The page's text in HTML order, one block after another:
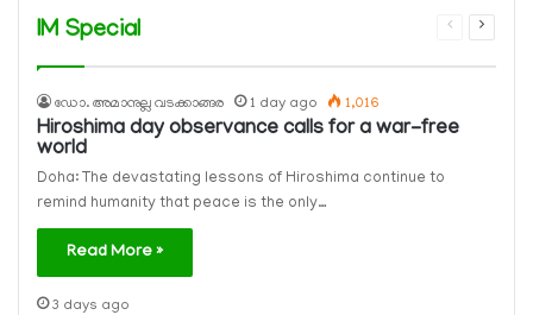
IM Special
Previous
Next
ഡോ. അമാനുല്ല വടക്കാങ്ങര 1 day ago 1,016
Hiroshima day observance calls for a war-free
world
Doha: The devastating lessons of Hiroshima continue to
remind humanity that peace is the only…
Read More »
3 days ago